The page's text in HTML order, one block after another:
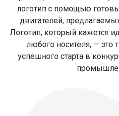
логотип с помощью
двигателей,
Логотип, который кажется
любого носителя, — это
успешного старта в